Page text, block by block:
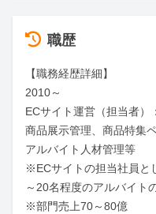
職歴
【職務経歴詳細】
2010～
ECサイト運営（担当者）：
商品展示管理、商品特集
アルバイト人材管理等
※ECサイトの担当社員と
～20名程度のアルバイト
※部門売上70～80億